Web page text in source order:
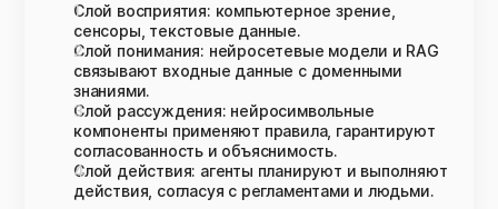
Слой восприятия: компьютерное зрение,
сенсоры, текстовые данные.
Слой понимания: нейросетевые модели и RAG
связывают входные данные с доменными
знаниями.
Слой рассуждения: нейросимвольные
компоненты применяют правила, гарантируют
согласованность и объяснимость.
Слой действия: агенты планируют и выполняют
действия, согласуя с регламентами и людьми.